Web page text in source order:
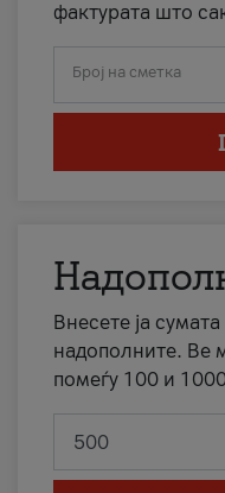
фактурата што
Број на сметка
Внесете ја
надополните. Ве
помеѓу 100 и